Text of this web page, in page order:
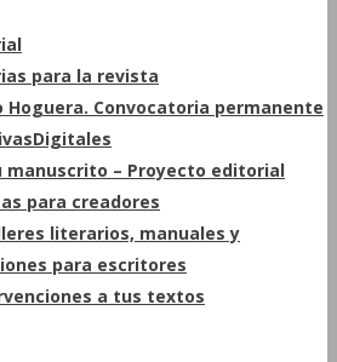
para la revista
Hoguera. Convocatoria permanente
manuscrito – Proyecto editorial
para creadores
literarios, manuales y
para escritores
a tus textos